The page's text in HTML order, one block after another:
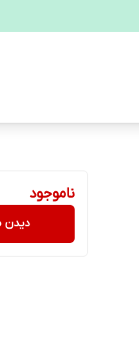
ناموجود
دیدن